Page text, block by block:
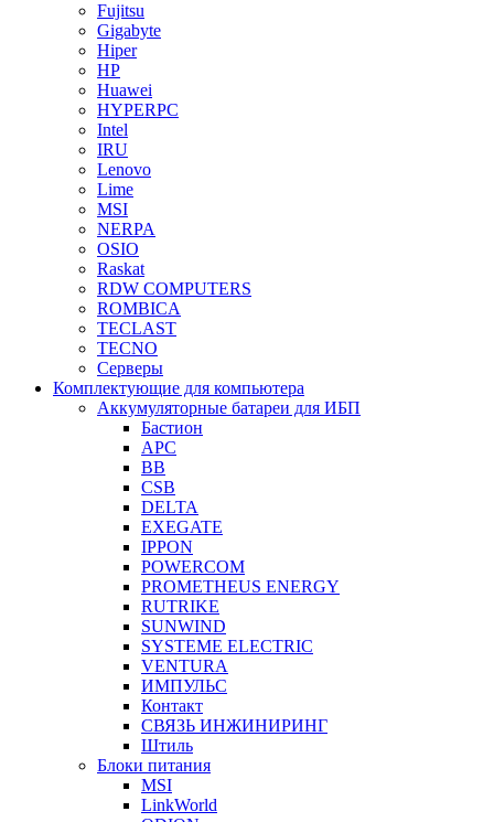
Fujitsu
Gigabyte
Hiper
HP
Huawei
HYPERPC
Intel
IRU
Lenovo
Lime
MSI
NERPA
OSIO
Raskat
RDW COMPUTERS
ROMBICA
TECLAST
TECNO
Серверы
Комплектующие для компьютера
Аккумуляторные батареи для ИБП
Бастион
APC
BB
CSB
DELTA
EXEGATE
IPPON
POWERCOM
PROMETHEUS ENERGY
RUTRIKE
SUNWIND
SYSTEME ELECTRIC
VENTURA
ИМПУЛЬС
Контакт
СВЯЗЬ ИНЖИНИРИНГ
Штиль
Блоки питания
MSI
LinkWorld